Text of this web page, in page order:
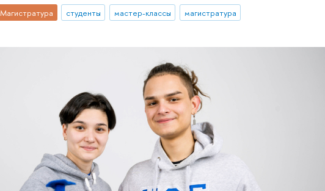
Магистратура студенты мастер-классы магистратура